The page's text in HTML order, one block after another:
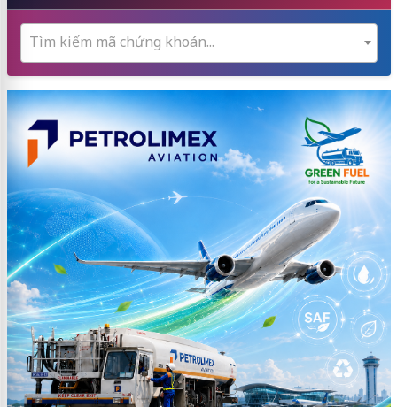
Tìm kiếm mã chứng khoán...